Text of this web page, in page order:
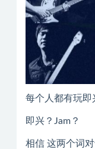
每个人都有玩即
即兴？Jam？
相信 这两个词